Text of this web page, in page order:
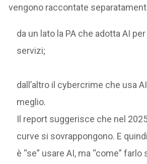
vengono raccontate
da un lato la PA che adotta AI
servizi;
dall’altro il cybercrime che usa
meglio.
Il report suggerisce che nel
curve si sovrappongono. E
è “se” usare AI, ma “come” farlo